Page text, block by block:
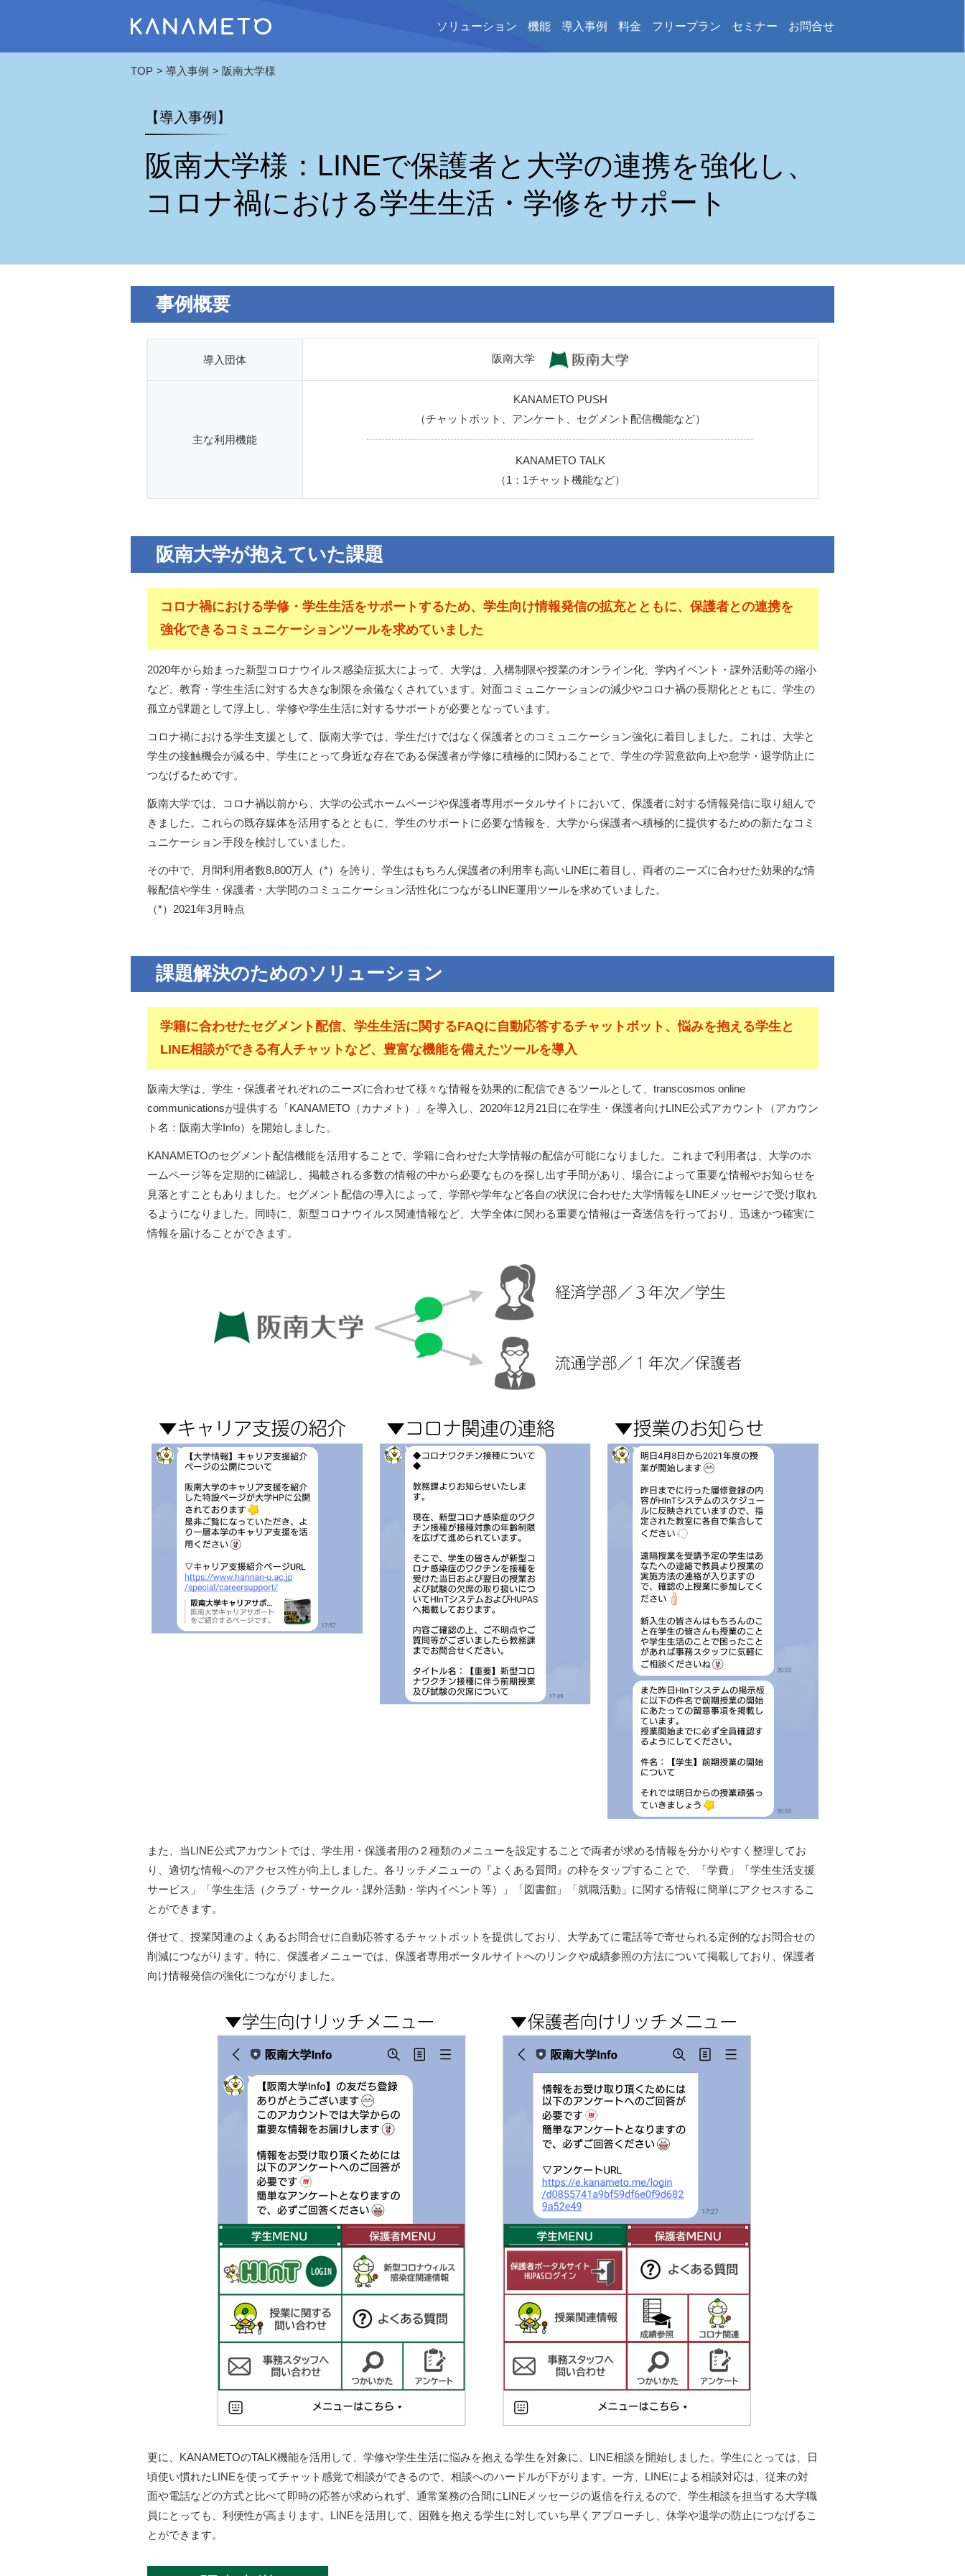
ソリューション 機能 導入事例 料金 フリープラン セミナー お問合せ
TOP 導入事例 阪南大学様
【導入事例】
阪南大学様：LINEで保護者と大学の連携を強化し、
コロナ禍における学生生活・学修をサポート
事例概要
導入団体 阪南大学
主な利用機能
KANAMETO PUSH
（チャットボット、アンケート、セグメント配信機能など）
KANAMETO TALK
（1：1チャット機能など）
阪南大学が抱えていた課題
コロナ禍における学修・学生生活をサポートするため、学生向け情報発信の拡充とともに、保護者との連携を
強化できるコミュニケーションツールを求めていました
2020年から始まった新型コロナウイルス感染症拡大によって、大学は、入構制限や授業のオンライン化、学内イベント・課外活動等の縮小
など、教育・学生生活に対する大きな制限を余儀なくされています。対面コミュニケーションの減少やコロナ禍の長期化とともに、学生の
孤立が課題として浮上し、学修や学生生活に対するサポートが必要となっています。
コロナ禍における学生支援として、阪南大学では、学生だけではなく保護者とのコミュニケーション強化に着目しました。これは、大学と
学生の接触機会が減る中、学生にとって身近な存在である保護者が学修に積極的に関わることで、学生の学習意欲向上や怠学・退学防止に
つなげるためです。
阪南大学では、コロナ禍以前から、大学の公式ホームページや保護者専用ポータルサイトにおいて、保護者に対する情報発信に取り組んで
きました。これらの既存媒体を活用するとともに、学生のサポートに必要な情報を、大学から保護者へ積極的に提供するための新たなコミ
ュニケーション手段を検討していました。
その中で、月間利用者数8,800万人（*）を誇り、学生はもちろん保護者の利用率も高いLINEに着目し、両者のニーズに合わせた効果的な情
報配信や学生・保護者・大学間のコミュニケーション活性化につながるLINE運用ツールを求めていました。
（*）2021年3月時点
課題解決のためのソリューション
学籍に合わせたセグメント配信、学生生活に関するFAQに自動応答するチャットボット、悩みを抱える学生と
LINE相談ができる有人チャットなど、豊富な機能を備えたツールを導入
阪南大学は、学生・保護者それぞれのニーズに合わせて様々な情報を効果的に配信できるツールとして、transcosmos online
communicationsが提供する「KANAMETO（カナメト）」を導入し、2020年12月21日に在学生・保護者向けLINE公式アカウント（アカウン
ト名：阪南大学Info）を開始しました。
KANAMETOのセグメント配信機能を活用することで、学籍に合わせた大学情報の配信が可能になりました。これまで利用者は、大学のホ
ームページ等を定期的に確認し、掲載される多数の情報の中から必要なものを探し出す手間があり、場合によって重要な情報やお知らせを
見落とすこともありました。セグメント配信の導入によって、学部や学年など各自の状況に合わせた大学情報をLINEメッセージで受け取れ
るようになりました。同時に、新型コロナウイルス関連情報など、大学全体に関わる重要な情報は一斉送信を行っており、迅速かつ確実に
情報を届けることができます。
また、当LINE公式アカウントでは、学生用・保護者用の２種類のメニューを設定することで両者が求める情報を分かりやすく整理してお
り、適切な情報へのアクセス性が向上しました。各リッチメニューの『よくある質問』の枠をタップすることで、「学費」「学生生活支援
サービス」「学生生活（クラブ・サークル・課外活動・学内イベント等）」「図書館」「就職活動」に関する情報に簡単にアクセスするこ
とができます。
併せて、授業関連のよくあるお問合せに自動応答するチャットボットを提供しており、大学あてに電話等で寄せられる定例的なお問合せの
削減につながります。特に、保護者メニューでは、保護者専用ポータルサイトへのリンクや成績参照の方法について掲載しており、保護者
向け情報発信の強化につながりました。
更に、KANAMETOのTALK機能を活用して、学修や学生生活に悩みを抱える学生を対象に、LINE相談を開始しました。学生にとっては、日
頃使い慣れたLINEを使ってチャット感覚で相談ができるので、相談へのハードルが下がります。一方、LINEによる相談対応は、従来の対
面や電話などの方式と比べて即時の応答が求められず、通常業務の合間にLINEメッセージの返信を行えるので、学生相談を担当する大学職
員にとっても、利便性が高まります。LINEを活用して、困難を抱える学生に対していち早くアプローチし、休学や退学の防止につなげるこ
とができます。